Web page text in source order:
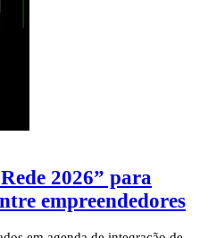
2026” para
empreendedores